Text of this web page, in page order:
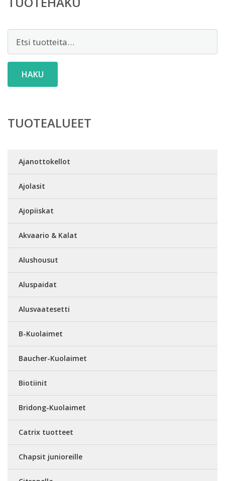
HAKU
TUOTEALUEET
Ajanottokellot
Ajolasit
Ajopiiskat
Akvaario & Kalat
Alushousut
Aluspaidat
Alusvaatesetti
B-Kuolaimet
Baucher-Kuolaimet
Biotiinit
Bridong-Kuolaimet
Catrix tuotteet
Chapsit junioreille